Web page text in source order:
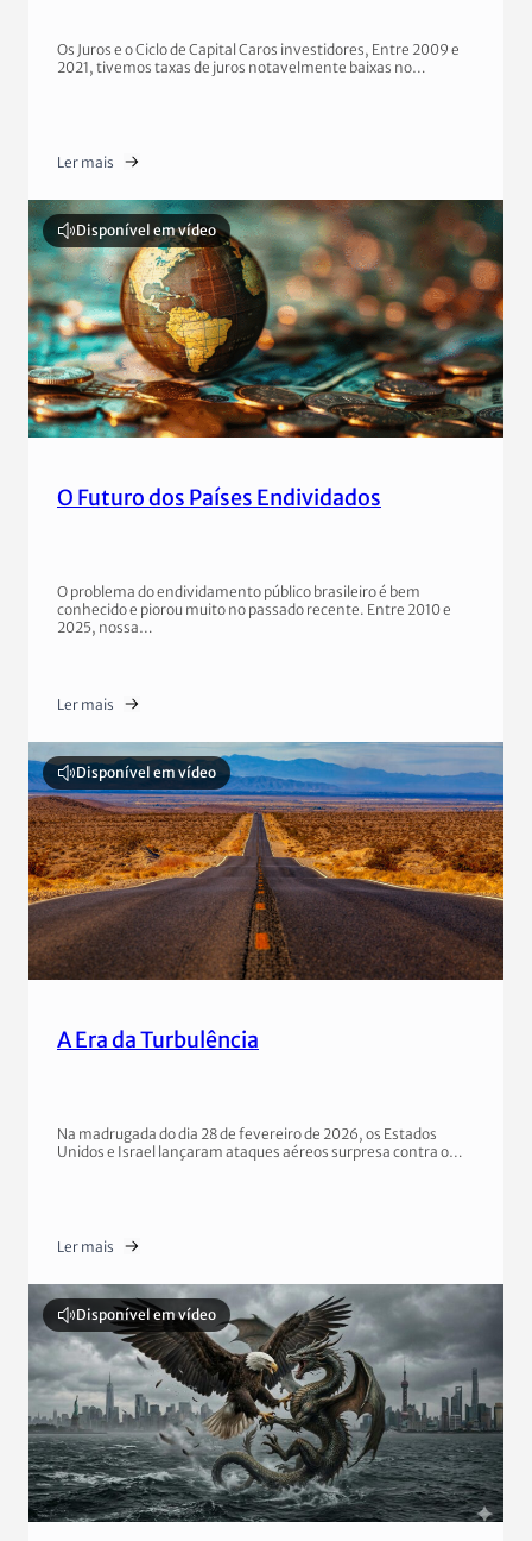
Os Juros e o Ciclo de Capital Caros investidores, Entre 2009 e
2021, tivemos taxas de juros notavelmente baixas no…
Ler mais
Disponível em vídeo
O Futuro dos Países Endividados
O problema do endividamento público brasileiro é bem
conhecido e piorou muito no passado recente. Entre 2010 e
2025, nossa…
Ler mais
Disponível em vídeo
A Era da Turbulência
Na madrugada do dia 28 de fevereiro de 2026, os Estados
Unidos e Israel lançaram ataques aéreos surpresa contra o…
Ler mais
Disponível em vídeo